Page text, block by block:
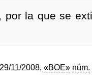
la que se
11/2008, «BOE» núm.